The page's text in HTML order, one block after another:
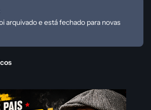
arquivado e está fechado para novas